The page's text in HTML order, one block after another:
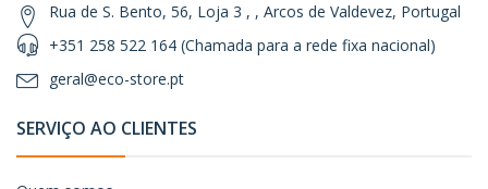
Rua de S. Bento, 56, Loja 3 , , Arcos de Valdevez, Portugal
+351 258 522 164 (Chamada para a rede fixa nacional)
geral@eco-store.pt
SERVIÇO AO CLIENTES